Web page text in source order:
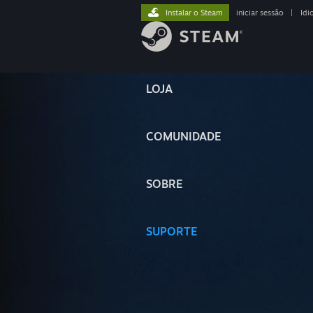
LOJA
COMUNIDADE
SOBRE
SUPORTE
Instalar o Steam iniciar sessão